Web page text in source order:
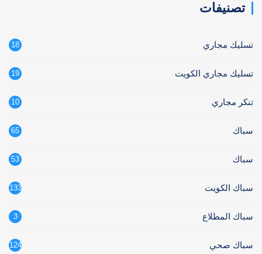
تصنيفات
تسليك مجاري 18
تسليك مجاري الكويت 19
تنكر مجاري 10
سباك 65
سباك 53
سباك الكويت 133
سباك المطلاع 3
سباك صحي 124